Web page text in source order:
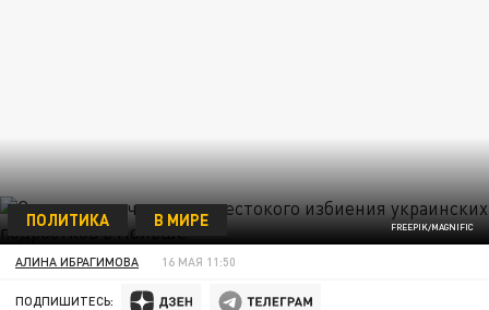
FREEPIK/MAGNIFIC
ПОЛИТИКА В МИРЕ
АЛИНА ИБРАГИМОВА 16 МАЯ 11:50
ПОДПИШИТЕСЬ: